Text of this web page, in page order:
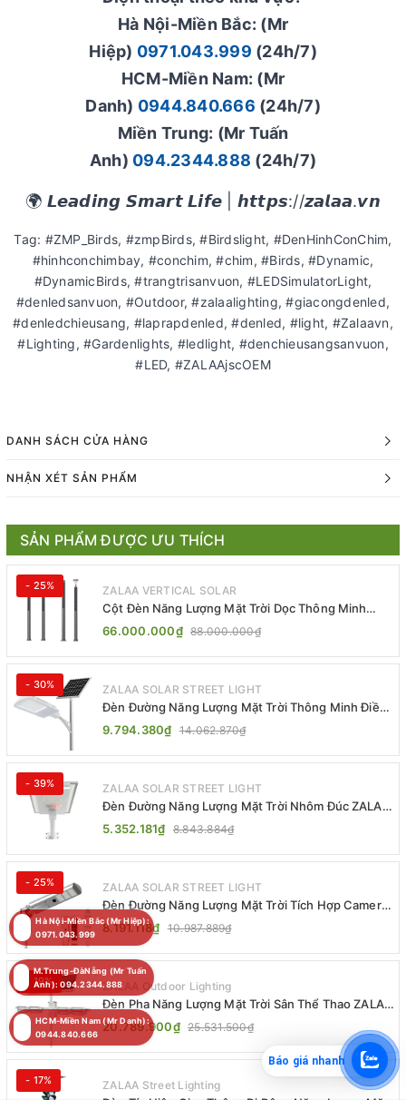
Hà Nội-Miền Bắc: (Mr
Hiệp) 0971.043.999 (24h/7)
HCM-Miền Nam: (Mr
Danh) 0944.840.666 (24h/7)
Miền Trung: (Mr Tuấn
Anh) 094.2344.888 (24h/7)
🌍 𝙇𝙚𝙖𝙙𝙞𝙣𝙜 𝙎𝙢𝙖𝙧𝙩 𝙇𝙞𝙛𝙚 | 𝙝𝙩𝙩𝙥𝙨://𝙯𝙖𝙡𝙖𝙖.𝙫𝙣
Tag: #ZMP_Birds, #zmpBirds, #Birdslight, #DenHinhConChim,
#hinhconchimbay, #conchim, #chim, #Birds, #Dynamic,
#DynamicBirds, #trangtrisanvuon, #LEDSimulatorLight,
#denledsanvuon, #Outdoor, #zalaalighting, #giacongdenled,
#denledchieusang, #laprapdenled, #denled, #light, #Zalaavn,
#Lighting, #Gardenlights, #ledlight, #denchieusangsanvuon,
#LED, #ZALAAjscOEM
DANH SÁCH CỬA HÀNG
NHẬN XÉT SẢN PHẨM
SẢN PHẨM ĐƯỢC ƯU THÍCH
- 25% ZALAA VERTICAL SOLAR
Cột Đèn Năng Lượng Mặt Trời Dọc Thông Minh
ZSR-YYDS-360 | ZALAA Jsc
66.000.000₫ 88.000.000₫
- 30% ZALAA SOLAR STREET LIGHT
Đèn Đường Năng Lượng Mặt Trời Thông Minh Điều
Khiển MPPT ZL-GMX01 ZALAA
9.794.380₫ 14.062.870₫
- 39% ZALAA SOLAR STREET LIGHT
Đèn Đường Năng Lượng Mặt Trời Nhôm Đúc ZALAA
ZL-BWH Cao Cấp IP65
5.352.181₫ 8.843.884₫
- 25% ZALAA SOLAR STREET LIGHT
Đèn Đường Năng Lượng Mặt Trời Tích Hợp Camera
ZALAA ZL-BJ04-CCTV (80W, IP65)
8.191.118₫ 10.987.889₫
- 19% ZALAA Outdoor Lighting
Đèn Pha Năng Lượng Mặt Trời Sân Thể Thao ZALAA
Jsc Chống Nước IP65 Cao Cấp
20.789.900₫ 25.531.500₫
- 17% ZALAA Street Lighting
HCM-Miền Nam (Mr Danh):
0944.840.666
Hà Nội-Miền Bắc (Mr Hiệp):
0971.043.999
M.Trung-ĐàNẵng (Mr Tuấn
Anh): 094.2344.888
Báo giá nhanh